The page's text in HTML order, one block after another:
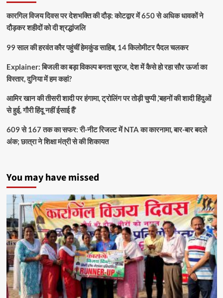
कारगिल विजय दिवस पर देशभक्ति की दौड़: कोटद्वार में 650 से अधिक धावकों ने
दौड़कर शहीदों को दी श्रद्धांजलि
99 साल की हरवंत कौर पहुंचीं हेमकुंड साहिब, 14 किलोमीटर पैदल चलकर
Explainer: बिजली का बड़ा विकल्प बनता सूरज, देश में कैसे हो रहा सौर ऊर्जा का
विस्तार, दुनिया में हम कहां?
आमिर खान की तीसरी शादी पर हंगामा, ट्रोलिंग पर तोड़ी चुप्पी ,’बहनों की शादी हिंदुओं
से हुई, गौरी हिंदू नहीं ईसाई हैं’
609 से 167 तक का सफर: री-नीट रिजल्ट में NTA का कारनामा, बार-बार बदले
अंक; छात्रा ने शिक्षा मंत्री से की शिकायत
You may have missed